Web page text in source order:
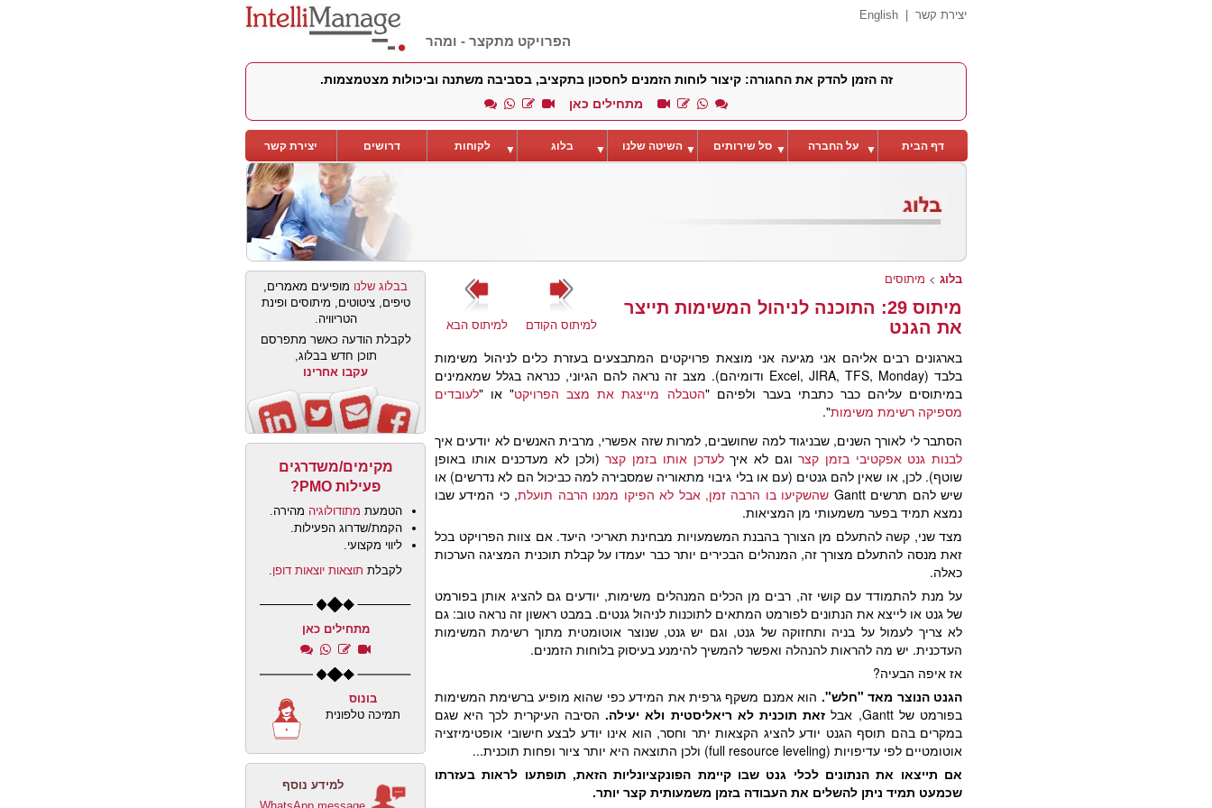
הפרויקט מתקצר - ומהר
יצירת קשר English
זה הזמן להדק את החגורה: קיצור לוחות הזמנים לחסכון בתקציב, בסביבה משתנה וביכולות מצטמצמות.
מתחילים כאן
דף הבית על החברה ▼ סל שירותים ▼ השיטה שלנו ▼ בלוג ▼ לקוחות ▼ דרושים יצירת קשר
בלוג > מיתוסים
מיתוס 29: התוכנה לניהול המשימות תייצר
את הגנט
למיתוס הקודם למיתוס הבא
בארגונים רבים אליהם אני מגיעה אני מוצאת פרויקטים המתבצעים בעזרת כלים לניהול משימות
בלבד (Excel, JIRA, TFS, Monday ודומיהם). מצב זה נראה להם הגיוני, כנראה בגלל שמאמינים
במיתוסים עליהם כבר כתבתי בעבר ולפיהם "הטבלה מייצגת את מצב הפרויקט" או "לעובדים
מספיקה רשימת משימות".
הסתבר לי לאורך השנים, שבניגוד למה שחושבים, למרות שזה אפשרי, מרבית האנשים לא יודעים איך
לבנות גנט אפקטיבי בזמן קצרוגם לא איךלעדכן אותו בזמן קצר(ולכן לא מעדכנים אותו באופן
שוטף). לכן, או שאין להם גנטים (עם או בלי גיבוי מתאוריה שמסבירה למה כביכול הם לא נדרשים) או
שיש להם תרשים Gantt
שהשקיעו בו הרבה זמן, אבל לא הפיקו ממנו הרבה תועלת, כי המידע שבו
נמצא תמיד בפער משמעותי מן המציאות.
מצד שני, קשה להתעלם מן הצורך בהבנת המשמעויות מבחינת תאריכי היעד. אם צוות הפרויקט בכל
זאת מנסה להתעלם מצורך זה, המנהלים הבכירים יותר כבר יעמדו על קבלת תוכנית המציגה הערכות
כאלה.
על מנת להתמודד עם קושי זה, רבים מן הכלים המנהלים משימות, יודעים גם להציג אותן בפורמט
של גנט או לייצא את הנתונים לפורמט המתאים לתוכנות לניהול גנטים. במבט ראשון זה נראה טוב: גם
לא צריך לעמול על בניה ותחזוקה של גנט, וגם יש גנט, שנוצר אוטומטית מתוך רשימת המשימות
העדכנית. יש מה להראות להנהלה ואפשר להמשיך להימנע בעיסוק בלוחות הזמנים.
אז איפה הבעיה?
הגנט הנוצר מאד "חלש". הוא אמנם משקף גרפית את המידע כפי שהוא מופיע ברשימת המשימות
בפורמט של Gantt, אבל
זאת תוכנית לא ריאליסטית ולא יעילה. הסיבה העיקרית לכך היא שגם
במקרים בהם תוסף הגנט יודע להציג הקצאות יתר וחסר, הוא אינו יודע לבצע חישובי אופטימיזציה
אוטומטיים לפי עדיפויות (full resource leveling) ולכן התוצאה היא יותר ציור ופחות תוכנית...
אם תייצאו את הנתונים לכלי גנט שבו קיימת הפונקציונליות הזאת, תופתעו לראות בעזרתו
שכמעט תמיד ניתן להשלים את העבודה בזמן משמעותית קצר יותר.
בבלוג שלנו מופיעים מאמרים,
טיפים, ציטוטים, מיתוסים ופינת
הטריוויה.
לקבלת הודעה כאשר מתפרסם
תוכן חדש בבלוג,
עקבו אחרינו
מקימים/משדרגים
פעילות PMO?
הטמעת מתודולוגיה מהירה.
הקמת/שדרוג הפעילות.
ליווי מקצועי.
לקבלת תוצאות יוצאות דופן.
מתחילים כאן
בונוס
תמיכה טלפונית
למידע נוסף